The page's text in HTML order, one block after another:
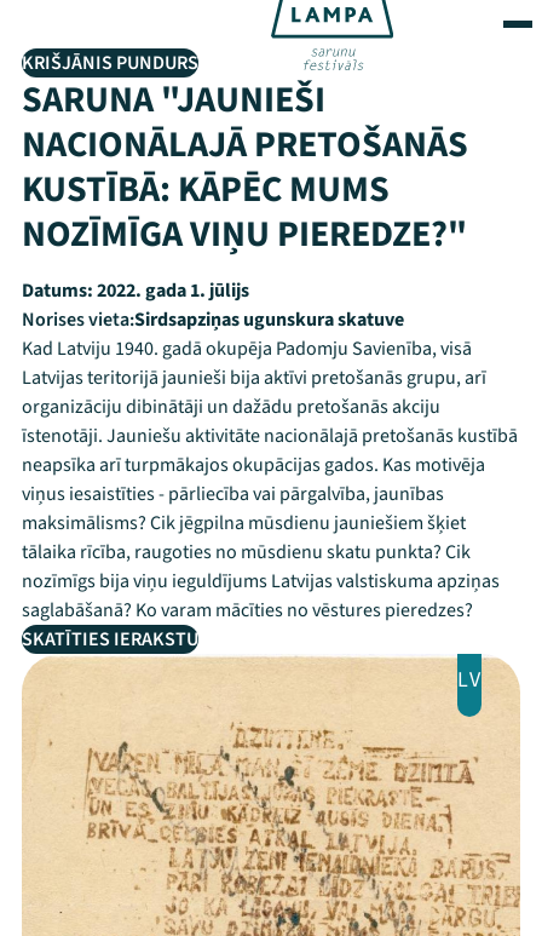
KRIŠJĀNIS PUNDURS
SARUNA "JAUNIEŠI
NACIONĀLAJĀ PRETOŠANĀS
KUSTĪBĀ: KĀPĒC MUMS
NOZĪMĪGA VIŅU PIEREDZE?"
Datums:2022. gada 1. jūlijs
Norises vieta:Sirdsapziņas ugunskura skatuve
Kad Latviju 1940. gadā okupēja Padomju Savienība, visā
Latvijas teritorijā jaunieši bija aktīvi pretošanās grupu, arī
organizāciju dibinātāji un dažādu pretošanās akciju
īstenotāji. Jauniešu aktivitāte nacionālajā pretošanās kustībā
neapsīka arī turpmākajos okupācijas gados. Kas motivēja
viņus iesaistīties - pārliecība vai pārgalvība, jaunības
maksimālisms? Cik jēgpilna mūsdienu jauniešiem šķiet
tālaika rīcība, raugoties no mūsdienu skatu punkta? Cik
nozīmīgs bija viņu ieguldījums Latvijas valstiskuma apziņas
saglabāšanā? Ko varam mācīties no vēstures pieredzes?
SKATĪTIES IERAKSTU
LV